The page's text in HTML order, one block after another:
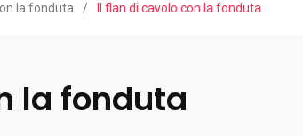
la fonduta / Il flan di cavolo con la fonduta
la fonduta